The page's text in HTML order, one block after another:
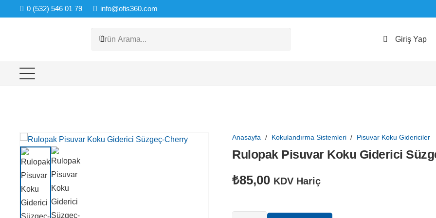
0 (532) 546 01 79 info@ofis360.com
Giriş Yap
Anasayfa / Kokulandırma Sistemleri / Pisuvar Koku Gidericiler
Rulopak Pisuvar Koku Giderici
₺85,00 KDV Hariç